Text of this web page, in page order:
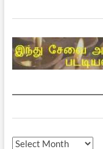
முந்தைய